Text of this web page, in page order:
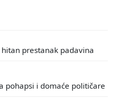
prestanak padavina
pohapsi i domaće političare